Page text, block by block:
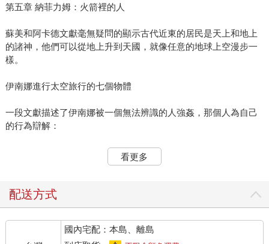
第五章 納菲力姆：火箭裡的人
蘇美和阿卡德文獻毫無疑問的顯示古代近東的居民是天上和地上
的諸神，他們可以從地上升到天國，就像任意的地球上空漫步一
樣。
伊南娜進行太空旅行的七個物體
一段文獻描述了伊南娜被一個無法辨識的人強姦，那個人為自己
的行為辯解：
「有一天，我的女王，在跨過天國，跨過地球之後──伊南娜，在
跨過天國，跨過地球之後──在跨過埃蘭和舒布之後，在跨過......
吻了她，與她交媾。」
這裡描述伊南娜穿越了天國大片遙遠的土地──這只可能是飛行
──她自己在其他地方也提過另一次飛行。朗盾（S. Langdon）將
看更多
配送方式
國內宅配：本島、離島